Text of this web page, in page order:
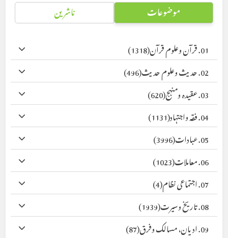
موضوعات ناشرین
01. قرآن وعلوم قرآن
(1318)
02. حدیث وعلوم حدیث
(496)
03. عقیدہ ومنہج
(620)
04. فقہ واجتہاد
(1131)
05. عبادات
(3996)
06. معاملات
(1023)
07. اجتماعی نظام
(4)
08. تاریخ وسیرت
(1939)
09. ادیان، مسالک وفرق
(87)